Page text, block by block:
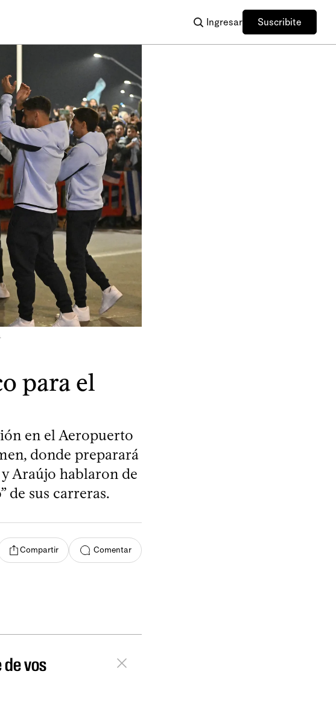
Ingresar Suscribite
para el
en el Aeropuerto
donde preparará
Araújo hablaron de
de sus carreras.
Compartir Comentar
vos